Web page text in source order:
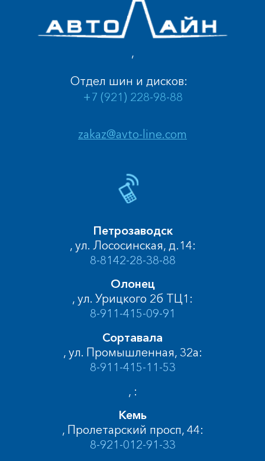
,
zakaz@avto-line.com
Отдел шин и дисков:
+7 (921) 228-98-88
Петрозаводск
, ул. Лососинская, д.14:
8-8142-28-38-88
Олонец
, ул. Урицкого 2б ТЦ1:
8-911-415-09-91
Сортавала
, ул. Промышленная, 32а:
8-911-415-11-53
, :
Кемь
, Пролетарский просп, 44:
8-921-012-91-33